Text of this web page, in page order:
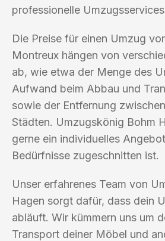
professionelle
Die Preise für einen Umzug
Montreux hängen von
ab, wie etwa der Menge des
Aufwand beim Abbau und
sowie der Entfernung
Städten. Umzugskönig Bohm
gerne ein individuelles
Bedürfnisse zugeschnitten ist.
Unser erfahrenes Team von
Hagen sorgt dafür, dass dein
abläuft. Wir kümmern uns um
Transport deiner Möbel und